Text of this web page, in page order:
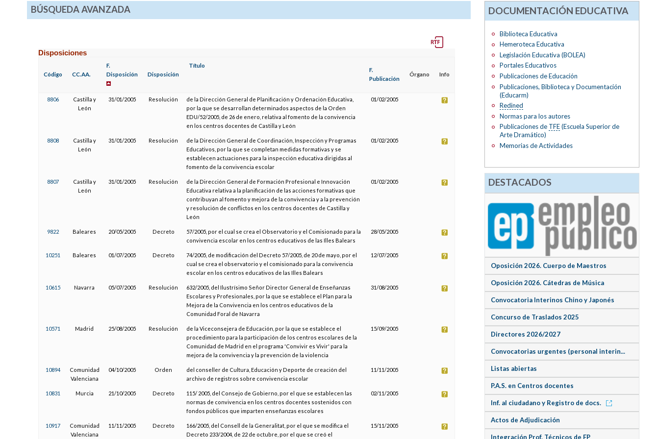
BÚSQUEDA AVANZADA
Disposiciones
Código CC.AA.
F.
Disposición
Disposición
Título
F.
Publicación
Órgano Info
8806
Castilla y
León
31/01/2005 Resolución
de la Dirección General de Planificación y Ordenación Educativa,
por la que se desarrollan determinados aspectos de la Orden
EDU/52/2005, de 26 de enero, relativa al fomento de la convivencia
en los centros docentes de Castilla y León
01/02/2005
8808
Castilla y
León
31/01/2005 Resolución
de la Dirección General de Coordinación, Inspección y Programas
Educativos, por la que se completan medidas formativas y se
establecen actuaciones para la inspección educativa dirigidas al
fomento de la convivencia escolar
01/02/2005
8807
Castilla y
León
31/01/2005 Resolución
de la Dirección General de Formación Profesional e Innovación
Educativa relativa a la planificación de las acciones formativas que
contribuyan al fomento y mejora de la convivencia y a la prevención
y resolución de conflictos en los centros docentes de Castilla y
León
01/02/2005
9822 Baleares 20/05/2005 Decreto
57/2005, por el cual se crea el Observatorio y el Comisionado para la
convivencia escolar en los centros educativos de las Illes Balears
28/05/2005
10251 Baleares 01/07/2005 Decreto
74/2005, de modificación del Decreto 57/2005, de 20 de mayo, por el
cual se crea el observatorio y el comisionado para la convivencia
escolar en los centros educativos de las Illes Balears
12/07/2005
10615 Navarra 05/07/2005 Resolución
632/2005, del Ilustrísimo Señor Director General de Enseñanzas
Escolares y Profesionales, por la que se establece el Plan para la
Mejora de la Convivencia en los centros educativos de la
Comunidad Foral de Navarra
31/08/2005
10571 Madrid 25/08/2005 Resolución
de la Viceconsejera de Educación, por la que se establece el
procedimiento para la participación de los centros escolares de la
Comunidad de Madrid en el programa 'Convivir es Vivir' para la
mejora de la convivencia y la prevención de la violencia
15/09/2005
10894
Comunidad
Valenciana
04/10/2005 Orden
del conseller de Cultura, Educación y Deporte de creación del
archivo de registros sobre convivencia escolar
11/11/2005
10831 Murcia 21/10/2005 Decreto
115/ 2005, del Consejo de Gobierno, por el que se establecen las
normas de convivencia en los centros docentes sostenidos con
fondos públicos que imparten enseñanzas escolares
02/11/2005
10917
Comunidad
Valenciana
11/11/2005 Decreto
166/2005, del Consell de la Generalitat, por el que se modifica el
Decreto 233/2004, de 22 de octubre, por el que se creó el
15/11/2005
DOCUMENTACIÓN EDUCATIVA
Biblioteca Educativa
Hemeroteca Educativa
Legislación Educativa (BOLEA)
Portales Educativos
Publicaciones de Educación
Publicaciones, Biblioteca y Documentación
(Educarm)
Redined
Normas para los autores
Publicaciones de TFE(Escuela Superior de
Arte Dramático)
Memorias de Actividades
DESTACADOS
Oposición 2026. Cuerpo de Maestros
Oposición 2026. Cátedras de Música
Convocatoria Interinos Chino y Japonés
Concurso de Traslados 2025
Directores 2026/2027
Convocatorias urgentes (personal interin...
Listas abiertas
P.A.S. en Centros docentes
Inf. al ciudadano y Registro de docs.
Actos de Adjudicación
Integración Prof. Técnicos de FP